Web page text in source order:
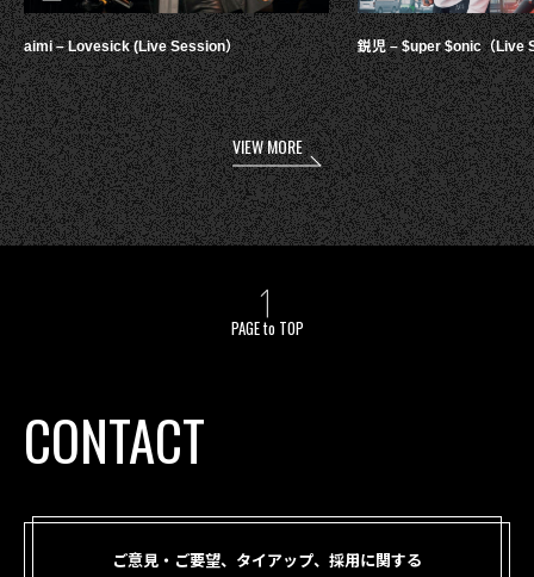
aimi – Lovesick (Live Session） 鋭児 – $uper $onic（Live
VIEW MORE
PAGE to TOP
CONTACT
ご意見・ご要望、タイアップ、採用に関する